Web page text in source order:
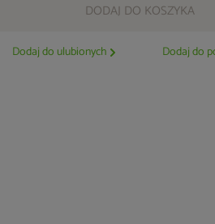
DODAJ DO KOSZYKA
Dodaj do ulubionych Dodaj do